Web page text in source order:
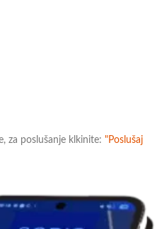
za poslušanje klkinite: "Poslušaj